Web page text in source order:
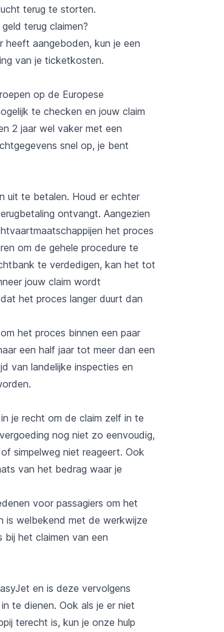
terug te storten.
terug claimen?
heeft aangeboden, kun je een
van je ticketkosten.
op de Europese
te checken en jouw claim
2 jaar wel vaker met een
snel op, je bent
uit te betalen. Houd er echter
ontvangt. Aangezien
het proces
om de gehele procedure te
te verdedigen, kan het tot
jouw claim wordt
het proces langer duurt dan
het proces binnen een paar
een half jaar tot meer dan een
van landelijke inspecties en
je recht om de claim zelf in te
nog niet zo eenvoudig,
simpelweg niet reageert. Ook
van het bedrag waar je
voor passagiers om het
is welbekend met de werkwijze
bij het claimen van een
en is deze vervolgens
te dienen. Ook als je er niet
terecht is, kun je onze hulp